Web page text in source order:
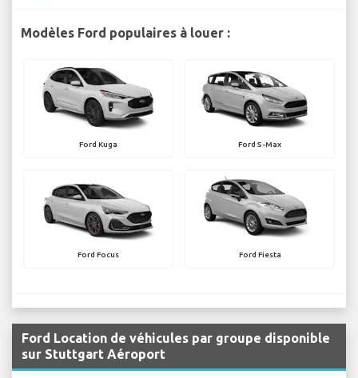
Modèles Ford populaires à louer :
Ford Kuga Ford S-Max
Ford Focus Ford Fiesta
Ford Location de véhicules par groupe disponible
sur Stuttgart Aéroport